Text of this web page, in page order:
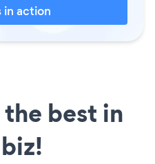
in action
best in